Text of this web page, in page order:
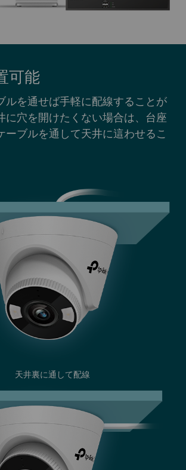
可能
ルを通せば手軽に配線することが
に穴を開けたくない場合は、台座
ーブルを通して天井に這わせるこ
天井裏に通して配線